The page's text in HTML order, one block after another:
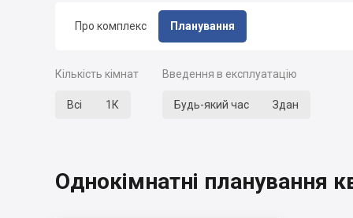
Про комплекс Планування
Кількість кімнат
Всі 1К
Введення в експлуатацію
Будь-який час Здан
Однокімнатні планування